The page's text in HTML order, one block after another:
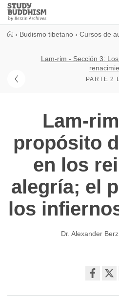
Close
Study
Buddhism
› Budismo tibetano › Cursos de
Lam-rim - Sección 3:
PARTE 2
Lam-
propósito
en los
alegría; el
los
Dr. Alexander
on